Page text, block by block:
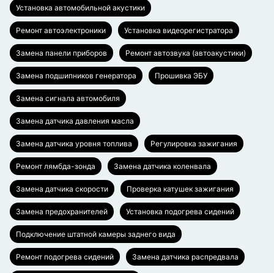
Установка автомобильной акустики
Ремонт автоэлектроники Установка видеорегистратора
Замена панели приборов Ремонт автозвука (автоакустики)
Замена подшипников генератора Прошивка ЭБУ
Замена сигнала автомобиля
Замена датчика давления масла
Замена датчика уровня топлива Регулировка зажигания
Ремонт лямбда-зонда Замена датчика коленвала
Замена датчика скорости Проверка катушек зажигания
Замена предохранителей Установка подогрева сидений
Подключение штатной камеры заднего вида
Ремонт подогрева сидений Замена датчика распредвала